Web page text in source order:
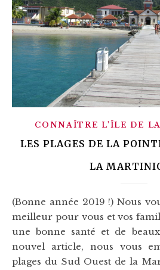
CONNAÎTRE L'ÎLE DE
LES PLAGES DE LA
LA
(Bonne année 2019 !) Nous vous souhaitons tout le
meilleur pour vous et vos
une bonne santé et de
nouvel article, nous vous
plages du Sud Ouest de la